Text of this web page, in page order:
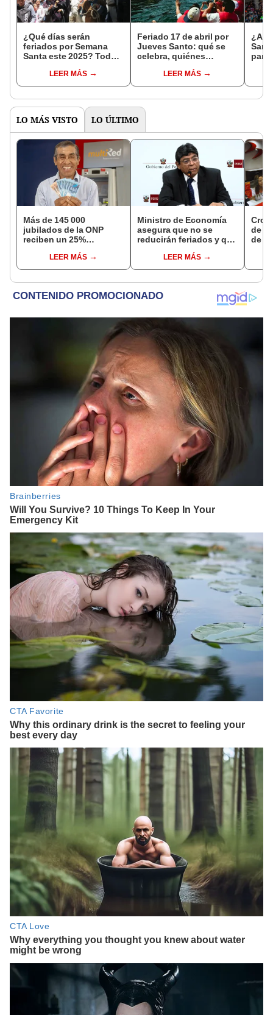
¿Qué días serán
feriados por Semana
Santa este 2025? Todo
sobre el fin de semana
largo en Perú
LEER MÁS
Feriado 17 de abril por
Jueves Santo: qué se
celebra, quiénes
pagan si me toca
trabajar y todo sobre la
LEER MÁS
¿A
para
LO MÁS VISTO LO ÚLTIMO
Más de 145 000
jubilados de la ONP
reciben un 25%
en agostoLEER MÁS
Ministro de Economía
asegura que no se
reducirán feriados y que
aumentará en dos
etapas
LEER MÁS
de
de